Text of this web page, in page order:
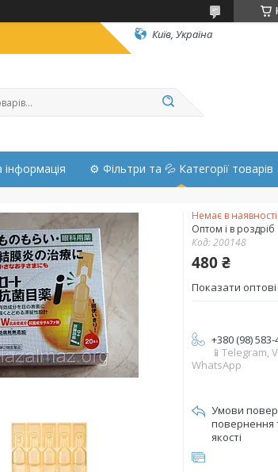
Київ, Україна
інформація ⚙️ Фільтри та 💦 Категорії товарів
Немає в наявності
Оптом і в роздріб
Код:200148
480 ₴
Показати оптові
+380 (98) 583-
📱Telegram,
WhatsApp
повернення
якості